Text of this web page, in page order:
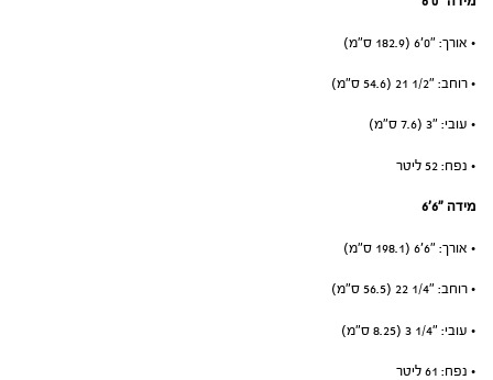
• אורך: ״0׳6 (182.9 ס”מ)
• רוחב: ״1/2 21 (54.6 ס”מ)
• עובי: ״3 (7.6 ס”מ)
• נפח: 52 ליטר
מידה ״6׳6
• אורך: ״6׳6 (198.1 ס”מ)
• רוחב: ״1/4 22 (56.5 ס”מ)
• עובי: ״1/4 3 (8.25 ס”מ)
• נפח: 61 ליטר